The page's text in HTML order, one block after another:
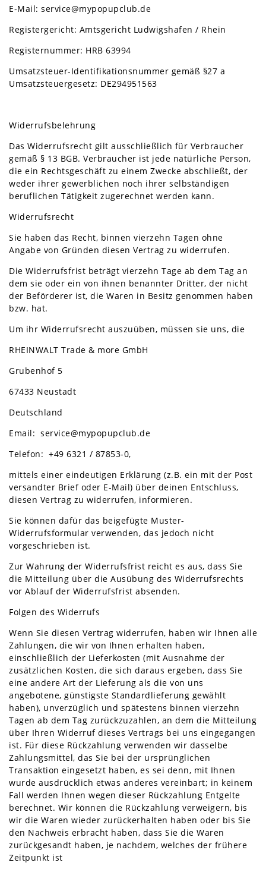
E-Mail: service@mypopupclub.de
Registergericht: Amtsgericht Ludwigshafen / Rhein
Registernummer: HRB 63994
Umsatzsteuer-Identifikationsnummer gemäß §27 a
Umsatzsteuergesetz: DE294951563
Widerrufsbelehrung
Das Widerrufsrecht gilt ausschließlich für Verbraucher
gemäß § 13 BGB. Verbraucher ist jede natürliche Person,
die ein Rechtsgeschäft zu einem Zwecke abschließt, der
weder ihrer gewerblichen noch ihrer selbständigen
beruflichen Tätigkeit zugerechnet werden kann.
Widerrufsrecht
Sie haben das Recht, binnen vierzehn Tagen ohne
Angabe von Gründen diesen Vertrag zu widerrufen.
Die Widerrufsfrist beträgt vierzehn Tage ab dem Tag an
dem sie oder ein von ihnen benannter Dritter, der nicht
der Beförderer ist, die Waren in Besitz genommen haben
bzw. hat.
Um ihr Widerrufsrecht auszuüben, müssen sie uns, die
RHEINWALT Trade & more GmbH
Grubenhof 5
67433 Neustadt
Deutschland
Email: service@mypopupclub.de
Telefon: +49 6321 / 87853-0,
mittels einer eindeutigen Erklärung (z.B. ein mit der Post
versandter Brief oder E-Mail) über deinen Entschluss,
diesen Vertrag zu widerrufen, informieren.
Sie können dafür das beigefügte Muster-
Widerrufsformular verwenden, das jedoch nicht
vorgeschrieben ist.
Zur Wahrung der Widerrufsfrist reicht es aus, dass Sie
die Mitteilung über die Ausübung des Widerrufsrechts
vor Ablauf der Widerrufsfrist absenden.
Folgen des Widerrufs
Wenn Sie diesen Vertrag widerrufen, haben wir Ihnen alle
Zahlungen, die wir von Ihnen erhalten haben,
einschließlich der Lieferkosten (mit Ausnahme der
zusätzlichen Kosten, die sich daraus ergeben, dass Sie
eine andere Art der Lieferung als die von uns
angebotene, günstigste Standardlieferung gewählt
haben), unverzüglich und spätestens binnen vierzehn
Tagen ab dem Tag zurückzuzahlen, an dem die Mitteilung
über Ihren Widerruf dieses Vertrags bei uns eingegangen
ist. Für diese Rückzahlung verwenden wir dasselbe
Zahlungsmittel, das Sie bei der ursprünglichen
Transaktion eingesetzt haben, es sei denn, mit Ihnen
wurde ausdrücklich etwas anderes vereinbart; in keinem
Fall werden Ihnen wegen dieser Rückzahlung Entgelte
berechnet. Wir können die Rückzahlung verweigern, bis
wir die Waren wieder zurückerhalten haben oder bis Sie
den Nachweis erbracht haben, dass Sie die Waren
zurückgesandt haben, je nachdem, welches der frühere
Zeitpunkt ist